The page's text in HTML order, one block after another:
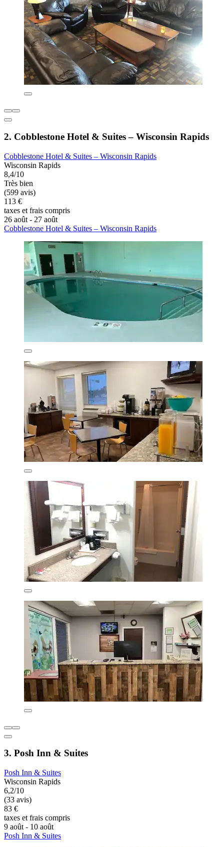
2. Cobblestone Hotel & Suites – Wisconsin Rapids
Cobblestone Hotel & Suites – Wisconsin Rapids
Wisconsin Rapids
8,4/10
Très bien
(599 avis)
113 €
taxes et frais compris
26 août - 27 août
Cobblestone Hotel & Suites – Wisconsin Rapids
3. Posh Inn & Suites
Posh Inn & Suites
Wisconsin Rapids
6,2/10
(33 avis)
83 €
taxes et frais compris
9 août - 10 août
Posh Inn & Suites